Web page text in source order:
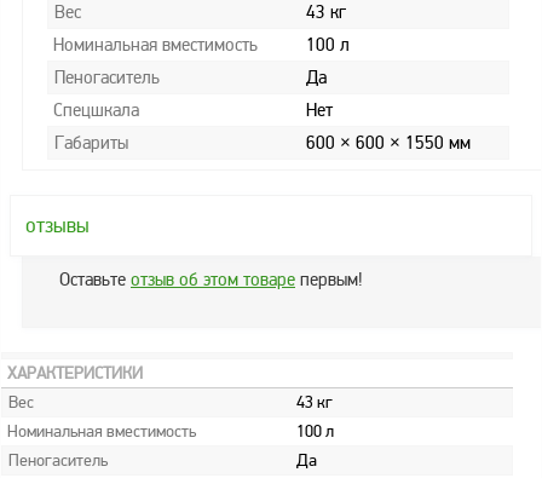
Газоаналитическое
оборудование
оборудование
Аналоги запасных
ОБОРУДОВАНИЕ
МИНИ АЗС
О
компании
Вес
43 кг
Номинальная вместимость
100 л
Пеногаситель
Да
Спецшкала
Нет
Габариты
600 × 600 × 1550 мм
отзывы
Оставьте отзыв об этом товаре первым!
ХАРАКТЕРИСТИКИ
Вес
43 кг
Номинальная вместимость
100 л
Пеногаситель
Да